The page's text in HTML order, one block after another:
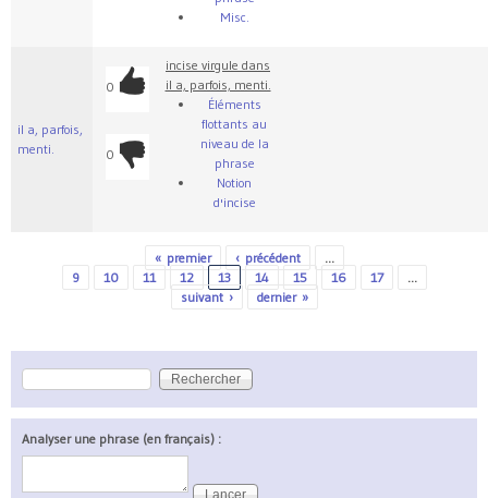
Misc.
il a, parfois,
menti.
0
0
incise virgule dans
il a, parfois, menti.
Éléments
flottants au
niveau de la
phrase
Notion
d'incise
« premier ‹ précédent
…
9
10 11 12 13 14 15 16 17
…
suivant ›
dernier »
Formulaire de recherche
Rechercher
Analyser une phrase (en français) :